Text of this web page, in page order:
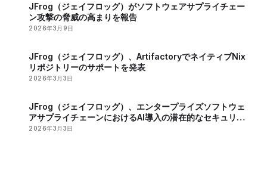
JFrog（ジェイフロッグ）がソフトウェアサプライチェー
ン攻撃の脅威の高まりを報告
2026年3月9日
JFrog（ジェイフロッグ）、ArtifactoryでネイティブNix
リポジトリーのサポートを発表
2026年3月3日
JFrog（ジェイフロッグ）、エンタープライズソフトウェ
アサプライチェーンにおけるAI導入の潜在的なセキュリテ
ィーリスクを報告
2026年3月3日